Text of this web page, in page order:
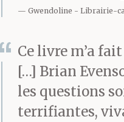
Gwendoline Librairie-
Ce livre m’a
[…] Brian
les questions
terrifiantes,